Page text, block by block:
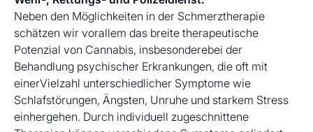
Neben den Möglichkeiten in der Schmerztherapie
schätzen wir vorallem das breite therapeutische
Potenzial von Cannabis, insbesonderebei der
Behandlung psychischer Erkrankungen, die oft mit
einerVielzahl unterschiedlicher Symptome wie
Schlafstörungen, Ängsten, Unruhe und starkem Stress
einhergehen. Durch individuell zugeschnittene